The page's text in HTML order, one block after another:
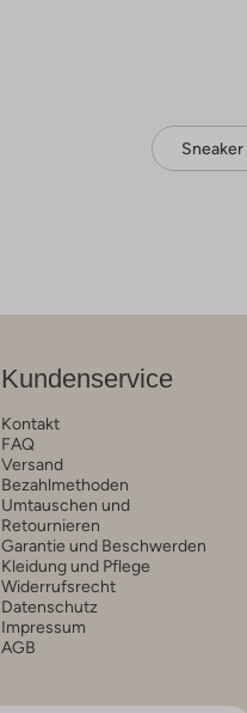
Kundenservice
Kontakt
FAQ
Versand
Bezahlmethoden
Umtauschen und
Retournieren
Garantie und Beschwerden
Kleidung und Pflege
Widerrufsrecht
Datenschutz
Impressum
AGB